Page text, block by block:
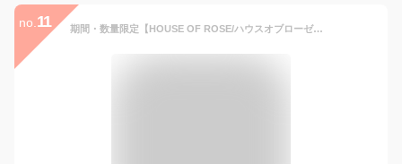
no. 11 期間・数量限定【HOUSE OF ROSE/ハウスオブローゼ】サラライト クールUVパウダー【ノンケミカル処方/日焼け止めフェイスパウダー】【涼感/UVカット機能/SPF15 PA++/化粧崩れ防止/ソフトフォーカス効果/首筋/デコルテ】フェースパウダー[7821-2]